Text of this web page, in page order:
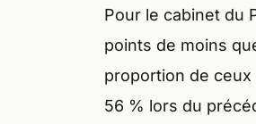
Pour le cabinet du
points de moins
proportion de
56 % lors du